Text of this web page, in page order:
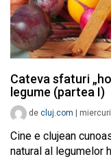
Cateva sfaturi
legume (partea I)
de cluj.com
Cine e clujean
natural al legumelor